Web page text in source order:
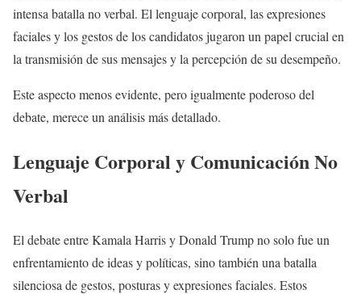
intensa batalla no verbal. El lenguaje corporal, las expresiones
faciales y los gestos de los candidatos jugaron un papel crucial en
la transmisión de sus mensajes y la percepción de su desempeño.
Este aspecto menos evidente, pero igualmente poderoso del
debate, merece un análisis más detallado.
Lenguaje Corporal y Comunicación No
Verbal
El debate entre Kamala Harris y Donald Trump no solo fue un
enfrentamiento de ideas y políticas, sino también una batalla
silenciosa de gestos, posturas y expresiones faciales. Estos